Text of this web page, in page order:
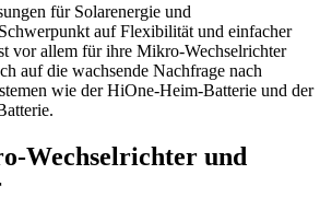
für Solarenergie und
auf Flexibilität und einfacher
vor allem für ihre Mikro-Wechselrichter
auf die wachsende Nachfrage nach
wie der HiOne-Heim-Batterie und der
Wechselrichter und